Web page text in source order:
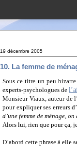
19 décembre 2005
10. La femme de
Sous ce titre un peu
experts-psychologues de
Monsieur Viaux, auteur de
pour expliquer ses erreurs
d’une femme de ménage,
Alors lui, rien que pour ça,
D’abord cette phrase à elle